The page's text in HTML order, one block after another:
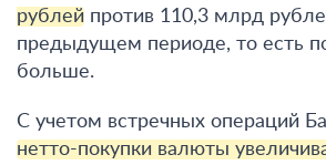
рублей против 110,3 млрд
предыдущем периоде, то есть
больше.
С учетом встречных операций
нетто-покупки валюты